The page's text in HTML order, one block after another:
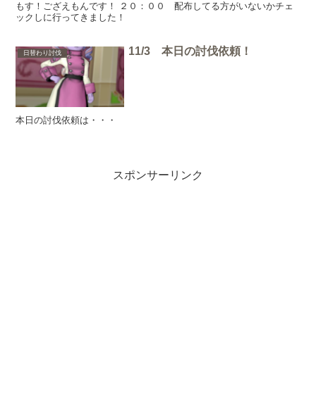
もす！ござえもんです！ ２０：００ 配布してる方がいないかチェ
ックしに行ってきました！
日替わり討伐 11/3 本日の討伐依頼！
本日の討伐依頼は・・・
スポンサーリンク